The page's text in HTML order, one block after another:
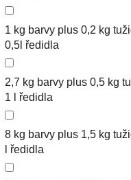
1 kg barvy plus 0,2 kg
0,5l ředidla
2,7 kg barvy plus 0,5 kg
1 l ředidla
8 kg barvy plus 1,5 kg
l ředidla